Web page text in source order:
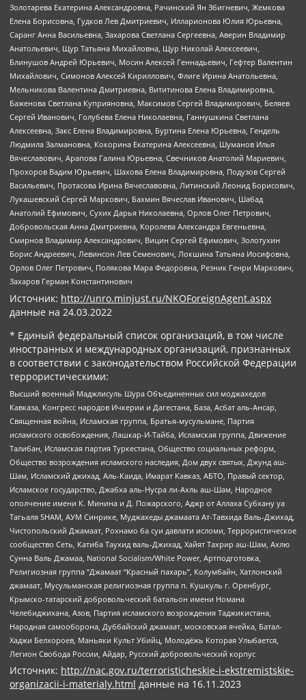
Золотарева Екатерина Александровна, Рачинский Ян Збигневич, Жемкова
Елена Борисовна, Гудков Лев Дмитриевич, Илларионова Юлия Юрьевна,
Саранг Анна Васильевна, Захарова Светлана Сергеевна, Аверин Владимир
Анатольевич, Щур Татьяна Михайловна, Щур Николай Алексеевич,
Блинушов Андрей Юрьевич, Мосин Алексей Геннадьевич, Гефтер Валентин
Михайлович, Симонов Алексей Кириллович, Флиге Ирина Анатольевна,
Мельникова Валентина Дмитриевна, Вититинова Елена Владимировна,
Баженова Светлана Куприяновна, Максимов Сергей Владимирович, Беляев
Сергей Иванович, Голубева Елена Николаевна, Ганнушкина Светлана
Алексеевна, Закс Елена Владимировна, Буртина Елена Юрьевна, Гендель
Людмила Залмановна, Кокорина Екатерина Алексеевна, Шуманов Илья
Вячеславович, Арапова Галина Юрьевна, Свечников Анатолий Мариевич,
Прохоров Вадим Юрьевич, Шахова Елена Владимировна, Подузов Сергей
Васильевич, Протасова Ирина Вячеславовна, Литинский Леонид Борисович,
Лукашевский Сергей Маркович, Бахмин Вячеслав Иванович, Шабад
Анатолий Ефимович, Сухих Дарья Николаевна, Орлов Олег Петрович,
Добровольская Анна Дмитриевна, Королева Александра Евгеньевна,
Смирнов Владимир Александрович, Вицин Сергей Ефимович, Золотухин
Борис Андреевич, Левинсон Лев Семенович, Локшина Татьяна Иосифовна,
Орлов Олег Петрович, Полякова Мара Федоровна, Резник Генри Маркович,
Захаров Герман Константинович
Источник: http://unro.minjust.ru/NKOForeignAgent.aspx
данные на 24.03.2022
* Единый федеральный список организаций, в том числе
иностранных и международных организаций, признанных
в соответствии с законодательством Российской Федерации
террористическими:
Высший военный Маджлисуль Шура Объединенных сил моджахедов
Кавказа, Конгресс народов Ичкерии и Дагестана, База, Асбат аль-Ансар,
Священная война, Исламская группа, Братья-мусульмане, Партия
исламского освобождения, Лашкар-И-Тайба, Исламская группа, Движение
Талибан, Исламская партия Туркестана, Общество социальных реформ,
Общество возрождения исламского наследия, Дом двух святых, Джунд аш-
Шам, Исламский джихад, Аль-Каида, Имарат Кавказ, АБТО, Правый сектор,
Исламское государство, Джабха аль-Нусра ли-Ахль аш-Шам, Народное
ополчение имени К. Минина и Д. Пожарского, Аджр от Аллаха Субхану уа
Тагьаля SHAM, АУМ Синрике, Муджахеды джамаата Ат-Тавхида Валь-Джихад,
Чистопольский Джамаат, Рохнамо ба суи давлати исломи, Террористическое
сообщество Сеть, Катиба Таухид валь-Джихад, Хайят Тахрир аш-Шам, Ахлю
Сунна Валь Джамаа, National Socialism/White Power, Артподготовка,
Религиозная группа “Джамаат “Красный пахарь”, Колумбайн, Хатлонский
джамаат, Мусульманская религиозная группа п. Кушкуль г. Оренбург,
Крымско-татарский добровольческий батальон имени Номана
Челебиджихана, Азов, Партия исламского возрождения Таджикистана,
Народная самооборона, Дуббайский джамаат, московская ячейка, Батал-
Хаджи Белхороев, Маньяки Культ Убийц, Молодёжь Которая Улыбается,
Легион Свобода России, Айдар, Русский добровольческий корпус
Источник: http://nac.gov.ru/terroristicheskie-i-ekstremistskie-
organizacii-i-materialy.html данные на 16.11.2023